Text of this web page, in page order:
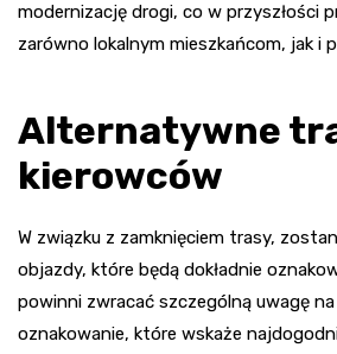
modernizację drogi, co w przyszłości
zarówno lokalnym mieszkańcom, jak i
Alternatywne
kierowców
W związku z zamknięciem trasy,
objazdy, które będą dokładnie
powinni zwracać szczególną uwagę
oznakowanie, które wskaże